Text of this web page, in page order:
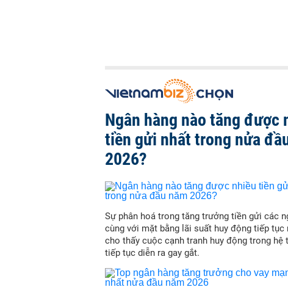
Ngân hàng nào tăng được
tiền gửi nhất trong nửa
2026?
Sự phân hoá trong tăng trưởng tiền gửi các
cùng với mặt bằng lãi suất huy động tiếp tục
cho thấy cuộc cạnh tranh huy động trong hệ
tiếp tục diễn ra gay gắt.